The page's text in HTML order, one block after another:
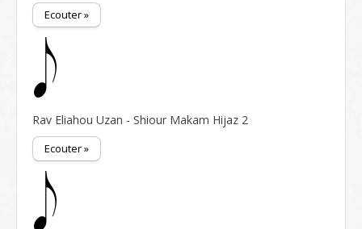
Ecouter »
Rav Eliahou Uzan - Shiour Makam Hijaz 2
Ecouter »